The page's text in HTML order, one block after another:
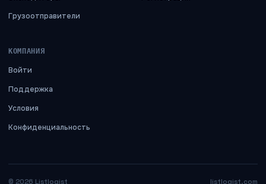
Грузоотправители
КОМПАНИЯ
Войти
Поддержка
Условия
Конфиденциальность
© 2026 Listlogist listlogist.com